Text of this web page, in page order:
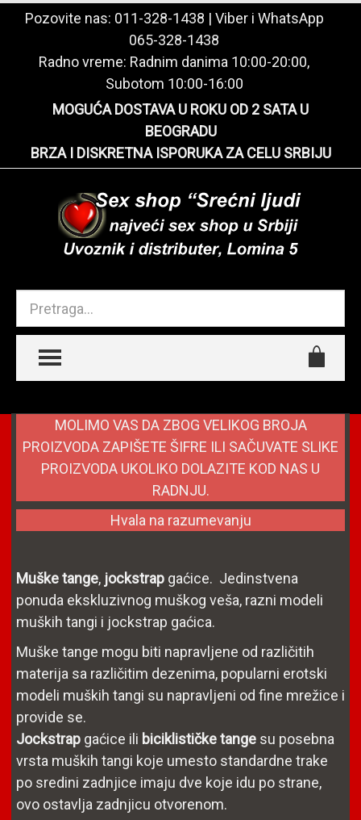
Pozovite nas: 011-328-1438 | Viber i WhatsApp
065-328-1438
Radno vreme: Radnim danima 10:00-20:00,
Subotom 10:00-16:00
MOGUĆA DOSTAVA U ROKU OD 2 SATA U
BEOGRADU
BRZA I DISKRETNA ISPORUKA ZA CELU SRBIJU
TOGGLE MENU
MOLIMO VAS DA ZBOG VELIKOG BROJA
PROIZVODA ZAPIŠETE ŠIFRE ILI SAČUVATE SLIKE
PROIZVODA UKOLIKO DOLAZITE KOD NAS U
RADNJU.
Hvala na razumevanju
Muške tange, jockstrap gaćice. Jedinstvena
ponuda ekskluzivnog muškog veša, razni modeli
muških tangi i jockstrap gaćica.
Muške tange mogu biti napravljene od različitih
materija sa različitim dezenima, popularni erotski
modeli muških tangi su napravljeni od fine mrežice i
provide se.
Jockstrap gaćice ili biciklističke tange su posebna
vrsta muških tangi koje umesto standardne trake
po sredini zadnjice imaju dve koje idu po strane,
ovo ostavlja zadnjicu otvorenom.